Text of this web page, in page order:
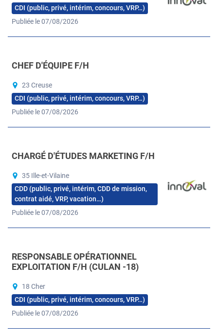
CDI (public, privé, intérim, concours, VRP…)
Publiée le 07/08/2026
CHEF D'ÉQUIPE F/H
23 Creuse
CDI (public, privé, intérim, concours, VRP…)
Publiée le 07/08/2026
CHARGÉ D'ÉTUDES MARKETING F/H
35 Ille-et-Vilaine
CDD (public, privé, intérim, CDD de mission,
contrat aidé, VRP, vacation…)
Publiée le 07/08/2026
RESPONSABLE OPÉRATIONNEL
EXPLOITATION F/H (CULAN -18)
18 Cher
CDI (public, privé, intérim, concours, VRP…)
Publiée le 07/08/2026